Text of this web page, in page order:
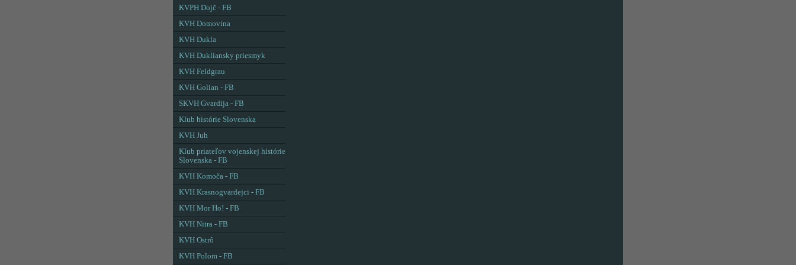
KVPH Dojč - FB
KVH Domovina
KVH Dukla
KVH Dukliansky priesmyk
KVH Feldgrau
KVH Golian - FB
SKVH Gvardija - FB
Klub histórie Slovenska
KVH Juh
Klub priateľov vojenskej histórie
Slovenska - FB
KVH Komoča - FB
KVH Krasnogvardejci - FB
KVH Mor Ho! - FB
KVH Nitra - FB
KVH Ostrô
KVH Polom - FB